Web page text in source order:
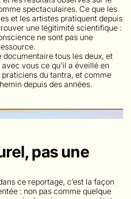
spectaculaires. Ce que les
et les artistes pratiquent depuis
une légitimité scientifique :
ne sont pas une
documentaire tous les deux, et
vous ce qu’il a éveillé en
du tantra, et comme
depuis des années.
pas une
ce reportage, c’est la façon
: non pas comme quelque